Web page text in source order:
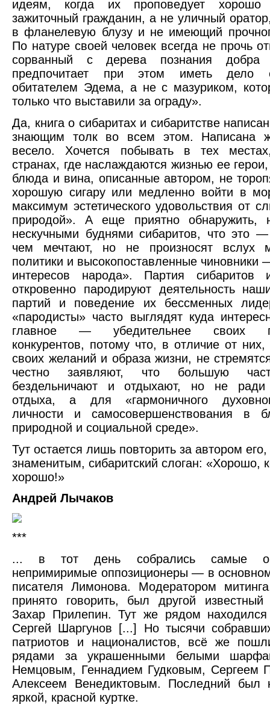
идеям, когда их проповедует хорошо
зажиточный гражданин, а не уличный
в фланелевую блузу и не имеющий
По натуре своей человек всегда не прочь
сорванный с дерева познания
предпочитает при этом иметь дело
обитателем Эдема, а не с мазуриком,
только что выставили за ограду».
Да, книга о сибаритах и сибаритстве
знающим толк во всем этом. Написана
весело. Хочется побывать в тех
странах, где наслаждаются жизнью ее
блюда и вина, описанные автором, не
хорошую сигару или медленно войти в
максимум эстетического удовольствия от
природой». А еще приятно обнаружить,
нескучными буднями сибаритов, что это
чем мечтают, но не произносят вслух
политики и высокопоставленные чиновники
интересов народа». Партия
откровенно пародируют деятельность
партий и поведение их бессменных
«пародисты» часто выглядят куда
главное — убедительнее своих
конкурентов, потому что, в отличие от
своих желаний и образа жизни, не
честно заявляют, что большую
бездельничают и отдыхают, но не
отдыха, а для «гармоничного
личности и самосовершенствования в
природной и социальной среде».
Тут остается лишь повторить за автором
знаменитым, сибаритский слоган: «Хорошо,
хорошо!»
Андрей Лычаков
***
... в тот день собрались самые
непримиримые оппозиционеры — в
писателя Лимонова. Модератором
принято говорить, был другой
Захар Прилепин. Тут же рядом
Сергей Шаргунов [...] Но тысячи
патриотов и националистов, всё же
рядами за украшенными белыми
Немцовым, Геннадием Гудковым, Сергеем
Алексеем Венедиктовым. Последний
яркой, красной куртке.